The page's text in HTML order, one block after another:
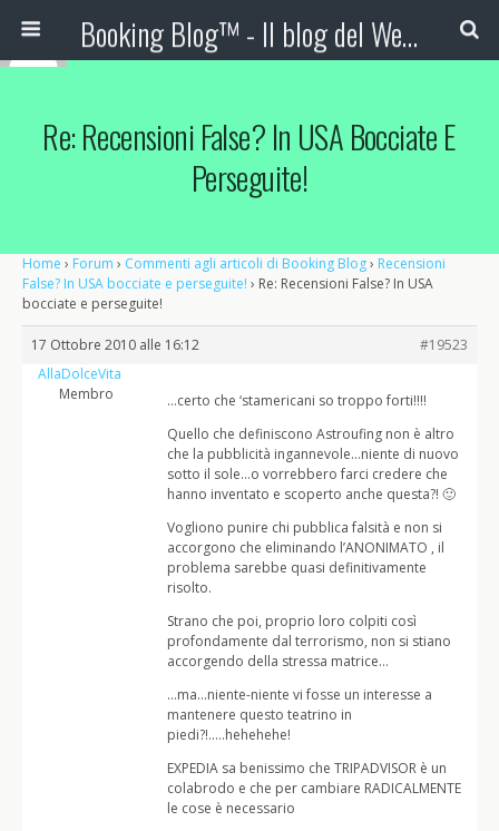
Booking Blog™ - Il blog del Web Marketing Turistico
Re: Recensioni False? In USA Bocciate E
Perseguite!
Home › Forum › Commenti agli articoli di Booking Blog› Recensioni
False? In USA bocciate e perseguite! › Re: Recensioni False? In USA
bocciate e perseguite!
17 Ottobre 2010 alle 16:12
#19523
AllaDolceVita
Membro
…certo che ‘stamericani so troppo forti!!!!
Quello che definiscono Astroufing non è altro
che la pubblicità ingannevole…niente di nuovo
sotto il sole…o vorrebbero farci credere che
hanno inventato e scoperto anche questa?! 🙂
Vogliono punire chi pubblica falsità e non si
accorgono che eliminando l’ANONIMATO , il
problema sarebbe quasi definitivamente
risolto.
Strano che poi, proprio loro colpiti così
profondamente dal terrorismo, non si stiano
accorgendo della stressa matrice…
…ma…niente-niente vi fosse un interesse a
mantenere questo teatrino in
piedi?!…..hehehehe!
EXPEDIA sa benissimo che TRIPADVISOR è un
colabrodo e che per cambiare RADICALMENTE
le cose è necessario